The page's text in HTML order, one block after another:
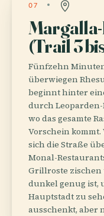
07
(Trail 3
Fünfzehn
überwiegen
beginnt hinter
durch
wo das gesamte
Vorschein
sich die Straße
Monal-
Grillroste
dunkel genug ist,
Hauptstadt zu
ausschenkt, aber